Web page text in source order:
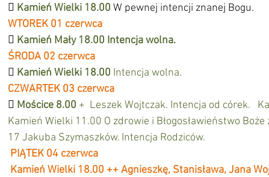
 Kamień Wielki 18.00 W pewnej intencji znanej Bogu.
WTOREK 01 czerwca
 Kamień Mały 18.00 Intencja wolna.
ŚRODA 02 czerwca
 Kamień Wielki 18.00 Intencja wolna.
CZWARTEK 03 czerwca
 Mościce 8.00 +  Leszek Wojtczak. Intencja od córek.
Kamień Wielki 11.00 O zdrowie i Błogosławieństwo
17 Jakuba Szymaszków. Intencja Rodziców.
PIĄTEK 04 czerwca
Kamień Wielki 18.00 ++ Agnieszkę, Stanisława, Jana